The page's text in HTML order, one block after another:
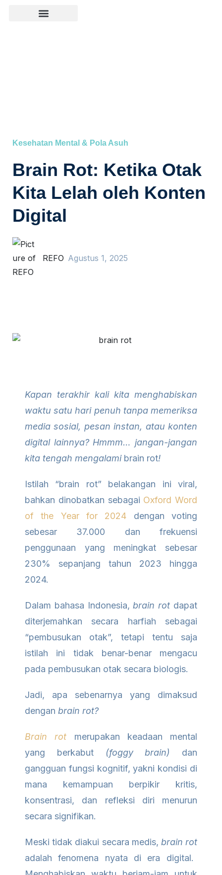
Kesehatan Mental & Pola Asuh
Brain Rot: Ketika Otak
Kita Lelah oleh Konten
Digital
REFO Agustus 1, 2025
Kapan terakhir kali kita menghabiskan
waktu satu hari penuh tanpa memeriksa
media sosial, pesan instan, atau konten
digital lainnya? Hmmm… jangan-jangan
kita tengah mengalami brain rot!
Istilah “brain rot” belakangan ini viral,
bahkan dinobatkan sebagai Oxford Word
of the Year for 2024 dengan voting
sebesar 37.000 dan frekuensi
penggunaan yang meningkat sebesar
230% sepanjang tahun 2023 hingga
2024.
Dalam bahasa Indonesia,brain rot dapat
diterjemahkan secara harfiah sebagai
“pembusukan otak”, tetapi tentu saja
istilah ini tidak benar-benar mengacu
pada pembusukan otak secara biologis.
Jadi, apa sebenarnya yang dimaksud
dengan brain rot?
Brain rot merupakan keadaan mental
yang berkabut (foggy brain)
dan
gangguan fungsi kognitif, yakni kondisi di
mana kemampuan berpikir kritis,
konsentrasi, dan refleksi diri menurun
secara signifikan.
Meski tidak diakui secara medis, brain rot
adalah fenomena nyata di era digital.